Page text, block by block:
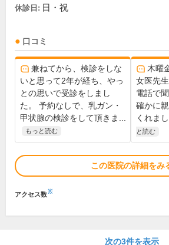
休診日: 日・祝
口コミ
兼ねてから、検診をしな
いと思って2年が経ち、やっ
との思いで受診をしまし
た。 予約なしで、乳ガン・
甲状腺の検診をして頂きま...
もっと読む
木曜
女医先
電話で
確かに
くれま
と読む
この医院の詳細をみ
アクセス数※
次の3件を表示